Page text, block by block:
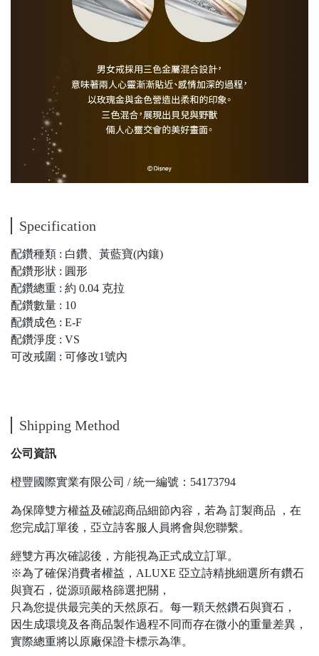
Specification
配鑽種類 : 白鑽、黃藍寶(內鑲)
配鑽形狀 : 圓形
配鑽總重 : 約 0.04 克拉
配鑽數量 : 10
配鑽成色 : E-F
配鑽淨度 : VS
可改戒圍 : 可修改1號內
Shipping Method
公司資訊
橙豐國際實業有限公司 / 統一編號：54173794
為保障雙方權益及確認商品細節內容，若為 訂製商品 ，在
您完成訂單後，亞立詩客服人員將會與您聯繫。
經雙方再次確認後，方能視為正式成立訂單。
※為了確保消費者權益，ALUXE 亞立詩精挑細選所有鑽石
與寶石，從源頭嚴格篩選把關，
只為您提供最完美的天然原石。每一顆天然鑽石與寶石，
因生成環境及各商品製作過程不同而存在微小的重量差異，
實際總重將以原廠保證卡標示為準。